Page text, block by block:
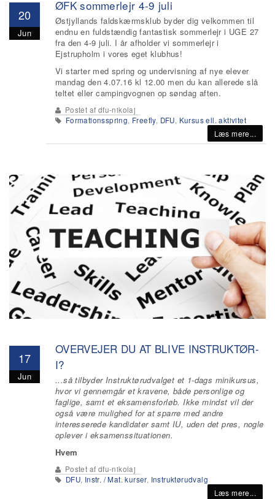
20
Jun
ØFK sommerlejr 4-9 juli
Østjyllands faldskærmsklub byder dig velkommen til
endnu en fuldstændig fantastisk sommerlejr i UGE 27
fra den 4-9 juli. I år afholder vi sommerlejr i
Ejstrupholm i vores eget klubhus!
Vi starter med spring og undervisning af nye elever
mandag den 4.07.16 kl 12.00 men du kan allerede slå
teltet eller campingvognen op søndag aften.
Postet af dfu-nikolaj
Formationsspring, Freefly, DFU, Kursus ell. aktivitet
Læs mere...
17
Jun
OVERVEJER DU AT BLIVE INSTRUKTØR-
I?
...så tilbyder Instruktørudvalget et 1-dags minikursus,
hvor vi gennemgår et kravene, både personlige og
faglige, samt et eksamensforløb. Ikke mindst vil der
også være mulighed for at sparre med andre
interesserede kandidater samt IU, uden det pres, nogle
oplever i eksamenssituationen.
Hvem
Postet af dfu-nikolaj
DFU, Instr. / Mat. kurser, Instruktørudvalg
Læs mere...